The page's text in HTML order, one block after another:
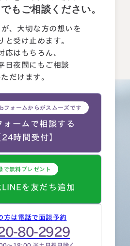
もご相談ください。
、大切な方の想いを
と受け止めます。
応はもちろん、
日夜間にもご相談
ただけます。
フォームからがスムーズです
ォームで相談する
24時間受付】
で無料プレゼント
LINEを友だち追加
方は電話で面談予約
80-2929
～18:00 ※土日祝日除く